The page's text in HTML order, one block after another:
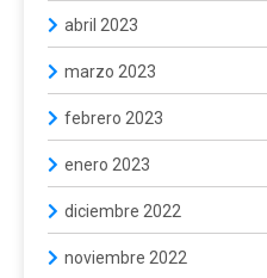
abril 2023
marzo 2023
febrero 2023
enero 2023
diciembre 2022
noviembre 2022